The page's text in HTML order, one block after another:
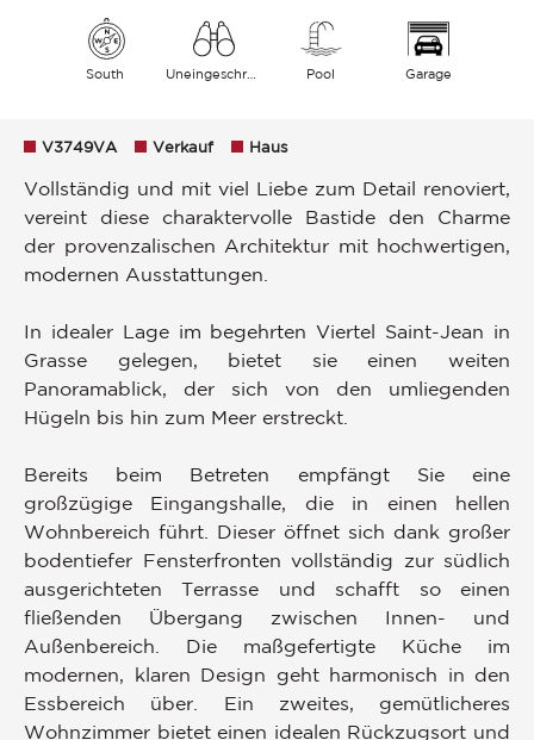
South Uneingeschränkt Hügel Meer Pool Garage
V3749VA Verkauf Haus
Vollständig und mit viel Liebe zum Detail renoviert,
vereint diese charaktervolle Bastide den Charme
der provenzalischen Architektur mit hochwertigen,
modernen Ausstattungen.
In idealer Lage im begehrten Viertel Saint-Jean in
Grasse gelegen, bietet sie einen weiten
Panoramablick, der sich von den umliegenden
Hügeln bis hin zum Meer erstreckt.
Bereits beim Betreten empfängt Sie eine
großzügige Eingangshalle, die in einen hellen
Wohnbereich führt. Dieser öffnet sich dank großer
bodentiefer Fensterfronten vollständig zur südlich
ausgerichteten Terrasse und schafft so einen
fließenden Übergang zwischen Innen- und
Außenbereich. Die maßgefertigte Küche im
modernen, klaren Design geht harmonisch in den
Essbereich über. Ein zweites, gemütlicheres
Wohnzimmer bietet einen idealen Rückzugsort und